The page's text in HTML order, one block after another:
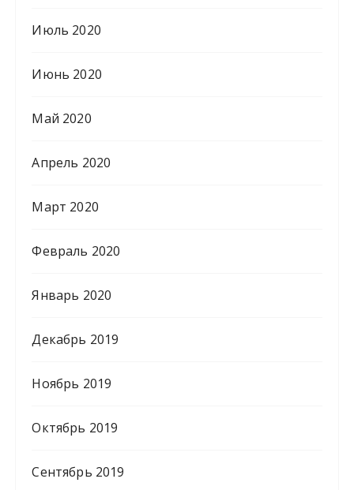
Июль 2020
Июнь 2020
Май 2020
Апрель 2020
Март 2020
Февраль 2020
Январь 2020
Декабрь 2019
Ноябрь 2019
Октябрь 2019
Сентябрь 2019